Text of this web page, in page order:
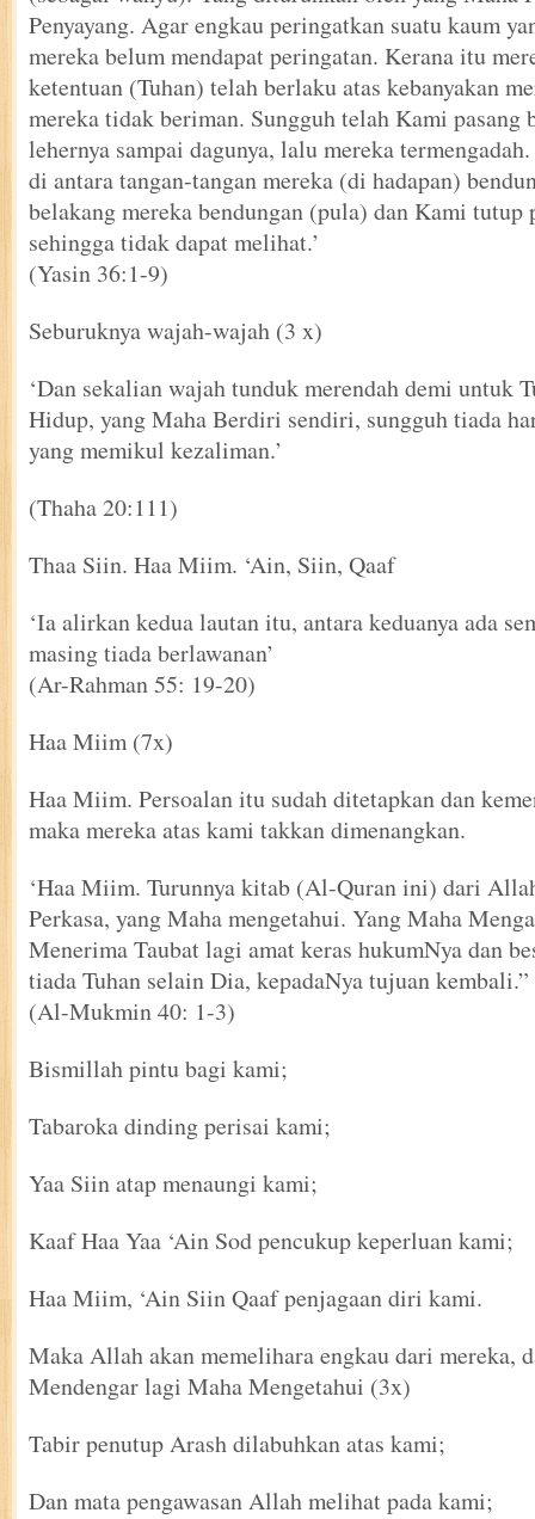
Penyayang. Agar engkau peringatkan suatu kaum
mereka belum mendapat peringatan. Kerana itu
ketentuan (Tuhan) telah berlaku atas kebanyakan
mereka tidak beriman. Sungguh telah Kami pasang
lehernya sampai dagunya, lalu mereka
di antara tangan-tangan mereka (di hadapan)
belakang mereka bendungan (pula) dan Kami tutup
sehingga tidak dapat melihat.’
(Yasin 36:1-9)
Seburuknya wajah-wajah (3 x)
‘Dan sekalian wajah tunduk merendah demi untuk
Hidup, yang Maha Berdiri sendiri, sungguh tiada
yang memikul kezaliman.’
(Thaha 20:111)
Thaa Siin. Haa Miim. ‘Ain, Siin, Qaaf
‘Ia alirkan kedua lautan itu, antara keduanya ada
masing tiada berlawanan’
(Ar-Rahman 55: 19-20)
Haa Miim (7x)
Haa Miim. Persoalan itu sudah ditetapkan dan
maka mereka atas kami takkan dimenangkan.
‘Haa Miim. Turunnya kitab (Al-Quran ini) dari
Perkasa, yang Maha mengetahui. Yang Maha
Menerima Taubat lagi amat keras hukumNya dan
tiada Tuhan selain Dia, kepadaNya tujuan kembali.”
(Al-Mukmin 40: 1-3)
Bismillah pintu bagi kami;
Tabaroka dinding perisai kami;
Yaa Siin atap menaungi kami;
Kaaf Haa Yaa ‘Ain Sod pencukup keperluan kami;
Haa Miim, ‘Ain Siin Qaaf penjagaan diri kami.
Maka Allah akan memelihara engkau dari mereka,
Mendengar lagi Maha Mengetahui (3x)
Tabir penutup Arash dilabuhkan atas kami;
Dan mata pengawasan Allah melihat pada kami;